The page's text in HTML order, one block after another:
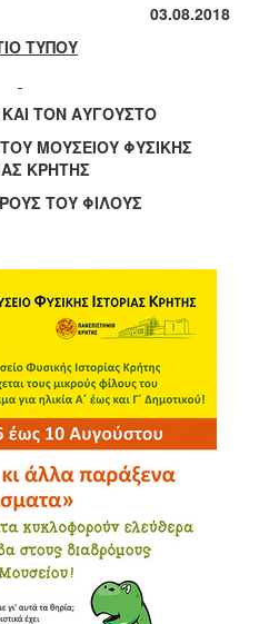
03.08.2018
ΤΥΠΟΥ
ΚΑΙ ΤΟΝ ΑΥΓΟΥΣΤΟ
ΜΟΥΣΕΙΟΥ ΦΥΣΙΚΗΣ
ΚΡΗΤΗΣ
ΤΟΥ ΦΙΛΟΥΣ